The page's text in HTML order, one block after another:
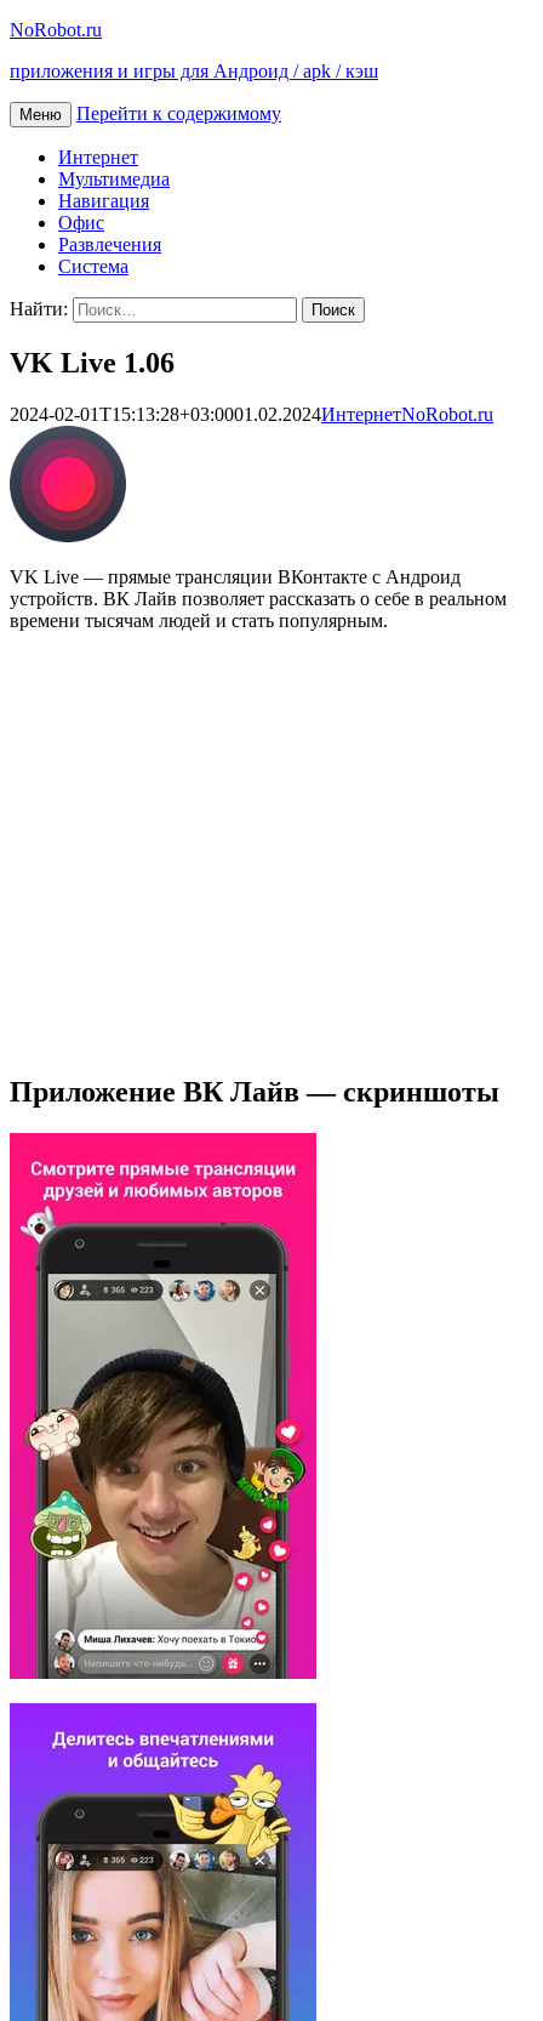
NoRobot.ru
приложения и игры для Андроид / apk / кэш
Меню Перейти к содержимому
Интернет
Мультимедиа
Навигация
Офис
Развлечения
Система
Найти:
VK Live 1.06
2024-02-01T15:13:28+03:0001.02.2024ИнтернетNoRobot.ru
VK Live — прямые трансляции ВКонтакте с Андроид
устройств. ВК Лайв позволяет рассказать о себе в реальном
времени тысячам людей и стать популярным.
Приложение ВК Лайв — скриншоты